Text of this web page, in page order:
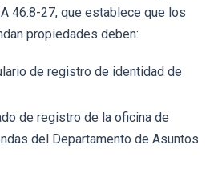
46:8-27, que establece que los
propiedades deben:
de registro de identidad de
de registro de la oficina de
del Departamento de Asuntos